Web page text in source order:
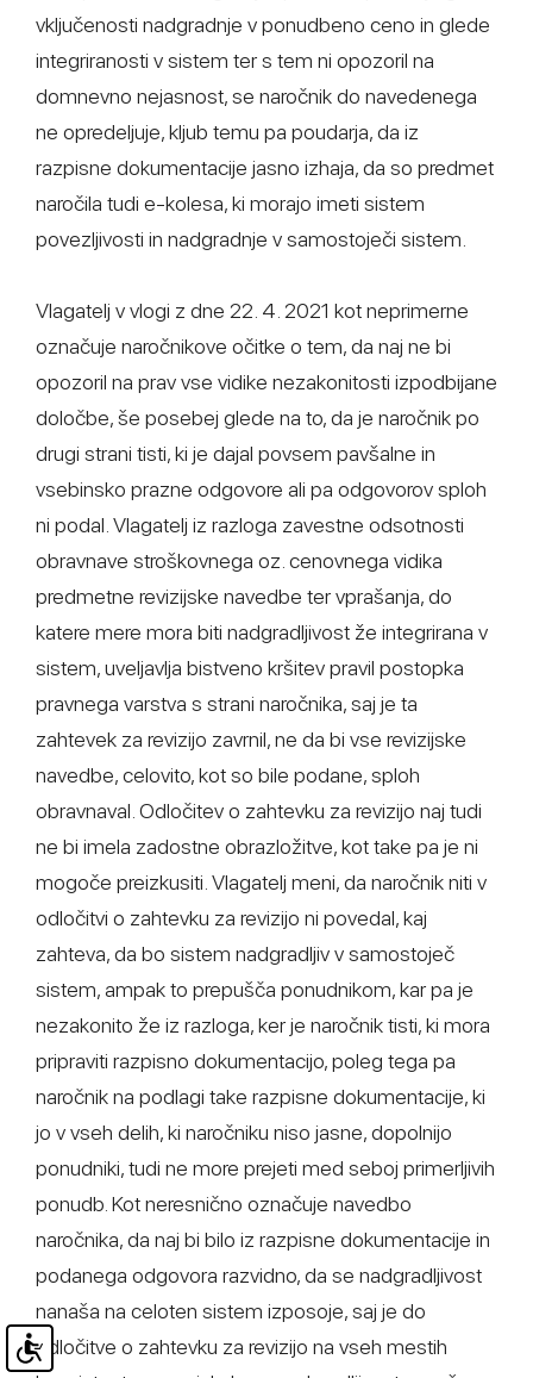
vključenosti nadgradnje v ponudbeno ceno in glede
integriranosti v sistem ter s tem ni opozoril na
domnevno nejasnost, se naročnik do navedenega
ne opredeljuje, kljub temu pa poudarja, da iz
razpisne dokumentacije jasno izhaja, da so predmet
naročila tudi e-kolesa, ki morajo imeti sistem
povezljivosti in nadgradnje v samostoječi sistem.
Vlagatelj v vlogi z dne 22. 4. 2021 kot neprimerne
označuje naročnikove očitke o tem, da naj ne bi
opozoril na prav vse vidike nezakonitosti izpodbijane
določbe, še posebej glede na to, da je naročnik po
drugi strani tisti, ki je dajal povsem pavšalne in
vsebinsko prazne odgovore ali pa odgovorov sploh
ni podal. Vlagatelj iz razloga zavestne odsotnosti
obravnave stroškovnega oz. cenovnega vidika
predmetne revizijske navedbe ter vprašanja, do
katere mere mora biti nadgradljivost že integrirana v
sistem, uveljavlja bistveno kršitev pravil postopka
pravnega varstva s strani naročnika, saj je ta
zahtevek za revizijo zavrnil, ne da bi vse revizijske
navedbe, celovito, kot so bile podane, sploh
obravnaval. Odločitev o zahtevku za revizijo naj tudi
ne bi imela zadostne obrazložitve, kot take pa je ni
mogoče preizkusiti. Vlagatelj meni, da naročnik niti v
odločitvi o zahtevku za revizijo ni povedal, kaj
zahteva, da bo sistem nadgradljiv v samostoječ
sistem, ampak to prepušča ponudnikom, kar pa je
nezakonito že iz razloga, ker je naročnik tisti, ki mora
pripraviti razpisno dokumentacijo, poleg tega pa
naročnik na podlagi take razpisne dokumentacije, ki
jo v vseh delih, ki naročniku niso jasne, dopolnijo
ponudniki, tudi ne more prejeti med seboj primerljivih
ponudb. Kot neresnično označuje navedbo
naročnika, da naj bi bilo iz razpisne dokumentacije in
podanega odgovora razvidno, da se nadgradljivost
nanaša na celoten sistem izposoje, saj je do
odločitve o zahtevku za revizijo na vseh mestih